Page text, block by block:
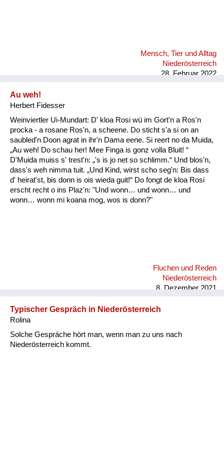
Mensch, Tier und Alltag
Niederösterreich
28. Februar 2022
Au weh!
Herbert Fidesser
Weinviertler Ui-Mundart: D' kloa Rosi wü im Gort'n a Ros'n
procka - a rosane Ros'n, a scheene. Do sticht s'a si on an
saubled'n Doon agrat in ihr'n Dama eene. Si reert no da Muida,
„Au weh! Do schau her! Mee Finga is gonz volla Bluit! “
D'Muida muiss s' trest'n: „'s is jo net so schlimm.“ Und blos'n,
dass's weh nimma tuit. „Und Kind, wirst scho seg'n: Bis dass
d' heirat'st, bis donn is ois wieda guit!“ Do fongt de kloa Rosi
erscht recht o ins Plaz'n: "Und wonn… und wonn… und
wonn… wonn mi koana mog, wos is donn?"
Fluchen und Reden
Niederösterreich
8. Dezember 2021
Typischer Gespräch in Niederösterreich
Rolina
Solche Gespräche hört man, wenn man zu uns nach
Niederösterreich kommt.